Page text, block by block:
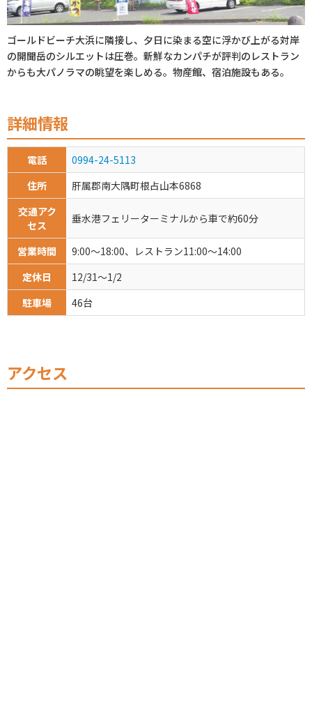
ゴールドビーチ大浜に隣接し、夕日に染まる空に浮かび上がる対岸
の開聞岳のシルエットは圧巻。新鮮なカンパチが評判のレストラン
からも大パノラマの眺望を楽しめる。物産館、宿泊施設もある。
詳細情報
電話
0994-24-5113
住所
肝属郡南大隅町根占山本6868
交通アク
セス
垂水港フェリーターミナルから車で約60分
営業時間
9:00～18:00、レストラン11:00～14:00
定休日
12/31～1/2
駐車場
46台
アクセス